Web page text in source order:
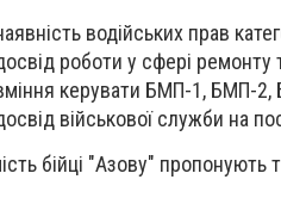
водійських прав
роботи у сфері ремонту
керувати БМП-1, БМП-
військової служби на
бійці "Азову" пропонують